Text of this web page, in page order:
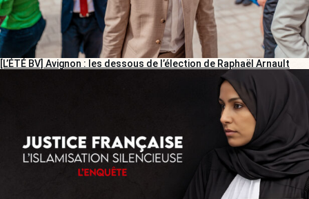
[L’ÉTÉ BV] Avignon : les dessous de l’élection de Raphaël Arnault